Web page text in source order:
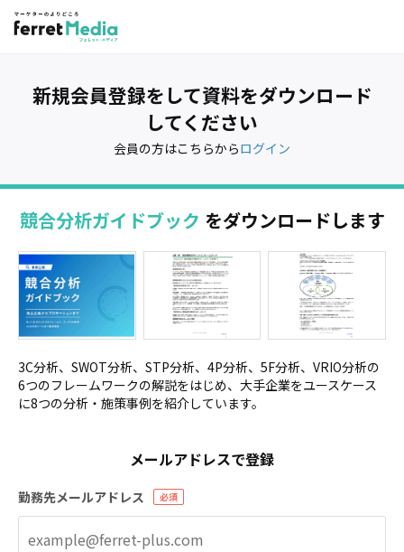
新規会員登録をして資料をダウンロード
してください
会員の方はこちらからログイン
競合分析ガイドブック をダウンロードします
3C分析、SWOT分析、STP分析、4P分析、5F分析、VRIO分析の
6つのフレームワークの解説をはじめ、大手企業をユースケース
に8つの分析・施策事例を紹介しています。
メールアドレスで登録
勤務先メールアドレス